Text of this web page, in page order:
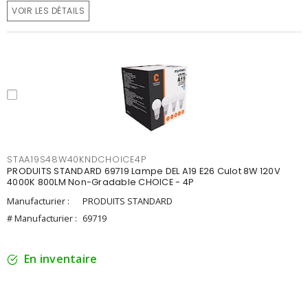
VOIR LES DÉTAILS
STAA19S48W40KNDCHOICE4P
PRODUITS STANDARD 69719 Lampe DEL A19 E26 Culot 8W 120V
4000K 800LM Non-Gradable CHOICE - 4P
Manufacturier :
PRODUITS STANDARD
# Manufacturier : 69719
En inventaire